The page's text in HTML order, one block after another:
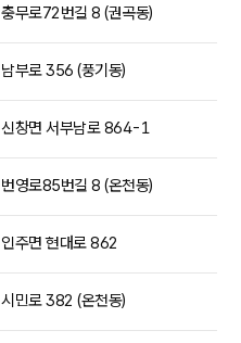
충무로72번길 8 (권곡동)
남부로 356 (풍기동)
신창면 서부남로 864-1
번영로85번길 8 (온천동)
인주면 현대로 862
시민로 382 (온천동)